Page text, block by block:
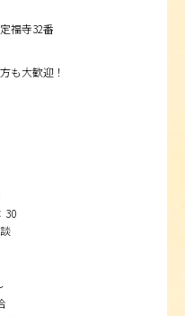
福寺32番
も大歓迎！
30